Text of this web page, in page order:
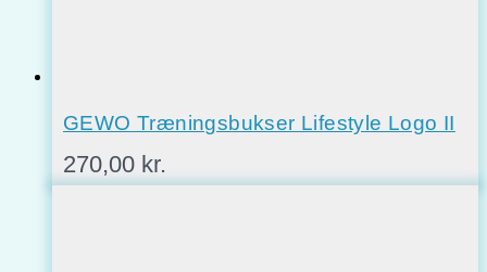
GEWO Træningsbukser Lifestyle Logo II
270,00 kr.